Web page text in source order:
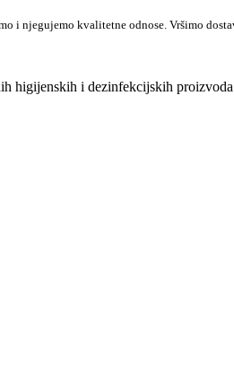
i njegujemo kvalitetne odnose. Vršimo
higijenskih i dezinfekcijskih